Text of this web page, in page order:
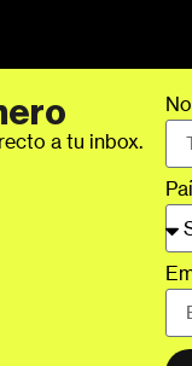
a tu inbox.